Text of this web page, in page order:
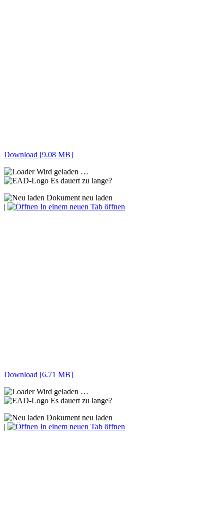
Download [9.08 MB]
Wird geladen …
Es dauert zu lange?
Dokument neu laden
|
In einem neuen Tab öffnen
Download [6.71 MB]
Wird geladen …
Es dauert zu lange?
Dokument neu laden
|
In einem neuen Tab öffnen